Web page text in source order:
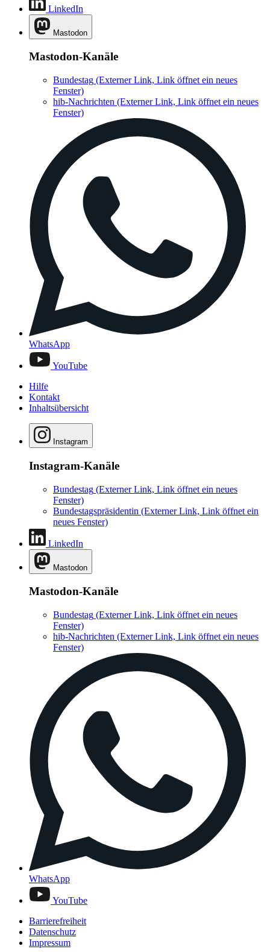
LinkedIn
Mastodon
Mastodon-Kanäle
Bundestag (Externer Link, Link öffnet ein neues
Fenster)
hib-Nachrichten (Externer Link, Link öffnet ein neues
Fenster)
WhatsApp
YouTube
Hilfe
Kontakt
Inhaltsübersicht
Instagram
Instagram-Kanäle
Bundestag (Externer Link, Link öffnet ein neues
Fenster)
Bundestagspräsidentin (Externer Link, Link öffnet ein
neues Fenster)
LinkedIn
Mastodon
Mastodon-Kanäle
Bundestag (Externer Link, Link öffnet ein neues
Fenster)
hib-Nachrichten (Externer Link, Link öffnet ein neues
Fenster)
WhatsApp
YouTube
Barrierefreiheit
Datenschutz
Impressum